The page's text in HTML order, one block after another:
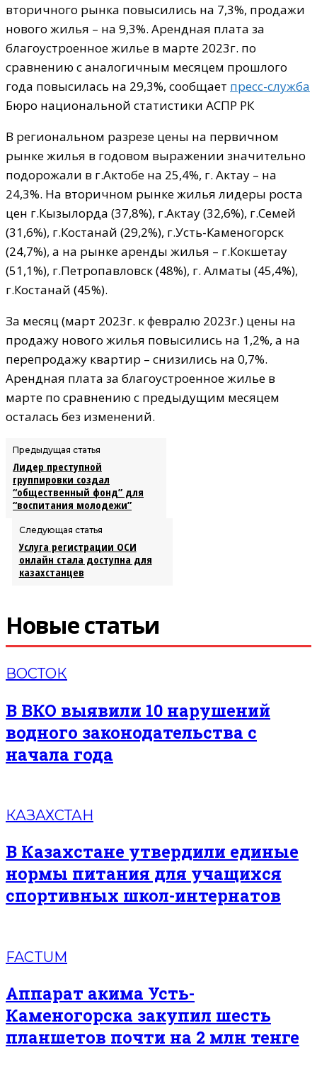
вторичного рынка повысились на 7,3%, продажи
нового жилья – на 9,3%. Арендная плата за
благоустроенное жилье в марте 2023г. по
сравнению с аналогичным месяцем прошлого
года повысилась на 29,3%, сообщает пресс-служба
Бюро национальной статистики АСПР РК
В региональном разрезе цены на первичном
рынке жилья в годовом выражении значительно
подорожали в г.Актобе на 25,4%, г. Актау – на
24,3%. На вторичном рынке жилья лидеры роста
цен г.Кызылорда (37,8%), г.Актау (32,6%), г.Семей
(31,6%), г.Костанай (29,2%), г.Усть-Каменогорск
(24,7%), а на рынке аренды жилья – г.Кокшетау
(51,1%), г.Петропавловск (48%), г. Алматы (45,4%),
г.Костанай (45%).
За месяц (март 2023г. к февралю 2023г.) цены на
продажу нового жилья повысились на 1,2%, а на
перепродажу квартир – снизились на 0,7%.
Арендная плата за благоустроенное жилье в
марте по сравнению с предыдущим месяцем
осталась без изменений.
Предыдущая статья
Лидер преступной
группировки создал
“общественный фонд” для
“воспитания молодежи”
Следующая статья
Услуга регистрации ОСИ
онлайн стала доступна для
казахстанцев
Новые статьи
ВОСТОК
В ВКО выявили 10 нарушений
водного законодательства с
начала года
КАЗАХСТАН
В Казахстане утвердили единые
нормы питания для учащихся
спортивных школ-интернатов
FACTUM
Аппарат акима Усть-
Каменогорска закупил шесть
планшетов почти на 2 млн тенге